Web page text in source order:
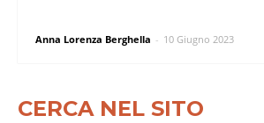
Anna Lorenza Berghella - 10 Giugno 2023
CERCA NEL SITO